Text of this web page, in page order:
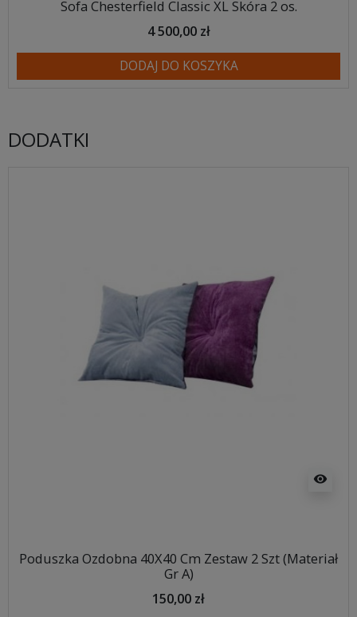
Sofa Chesterfield Classic XL Skóra 2 os.
4 500,00 zł
DODAJ DO KOSZYKA
DODATKI
visibility
Poduszka Ozdobna 40X40 Cm Zestaw 2 Szt (Materiał
Gr A)
150,00 zł